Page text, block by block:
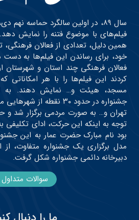
سال ۸۹، در اولین سالگرد حماسه
فیلم‌های با موضوع فتنه را نمایش دهد.
همین دلیل، تعدادی از فعالان
خود، برای رساندن این فیلم‌ها به دست
فعالان فرهنگی چند استان و شهرستان
کردند این فیلم‌ها را با هر امکاناتی
مسجد، هیئت و… نمایش دهند. به
جشنواره در حدود ۳۰ نقطه
توجه به اینکه این حرکت، ادای تکلیفی
بود نام مبارک حضرت عمار به این
مدل برگزاری یک جشنواره متفاوت،
دبیرخانه دائمی جشنواره شکل گرفت.
سوالات متداول